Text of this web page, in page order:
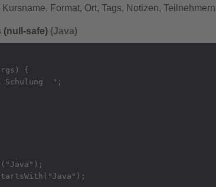
Format, Ort, Tags, Notizen,
(null-safe) (Java)
{
Schulung  ";